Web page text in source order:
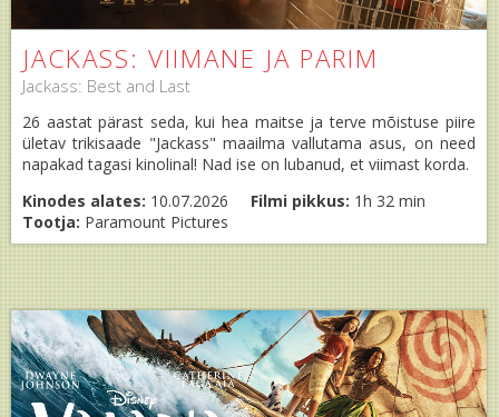
JACKASS: VIIMANE JA PARIM
Jackass: Best and Last
26 aastat pärast seda, kui hea maitse ja terve mõistuse piire
ületav trikisaade "Jackass" maailma vallutama asus, on need
napakad tagasi kinolinal! Nad ise on lubanud, et viimast korda.
Kinodes alates: 10.07.2026 Filmi pikkus: 1h 32 min
Tootja: Paramount Pictures